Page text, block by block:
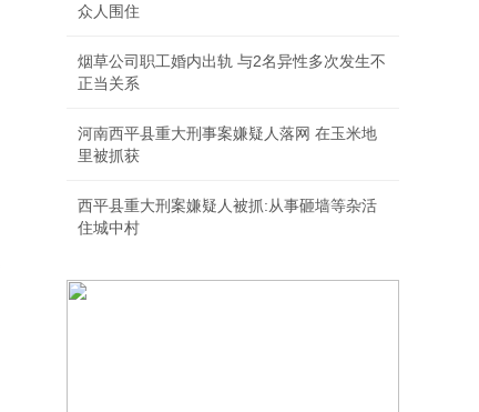
众人围住
烟草公司职工婚内出轨 与2名异性多次发生不
正当关系
河南西平县重大刑事案嫌疑人落网 在玉米地
里被抓获
西平县重大刑案嫌疑人被抓:从事砸墙等杂活
住城中村